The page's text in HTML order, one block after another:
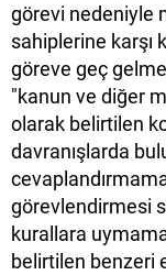
görevi nedeniyle
sahiplerine karşı
göreve geç
"kanun ve diğer
olarak belirtilen
davranışlarda
görevlendirmesi
kurallara
belirtilen benzeri